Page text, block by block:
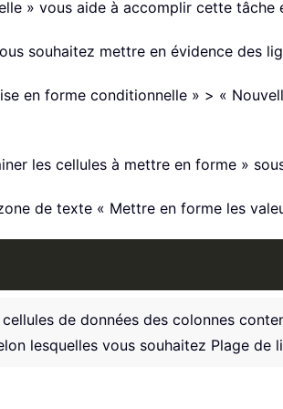
» vous aide à accomplir cette
souhaitez mettre en évidence des
en forme conditionnelle » > «
les cellules à mettre en forme »
de texte « Mettre en forme les
de données des colonnes
lesquelles vous souhaitez Plage de